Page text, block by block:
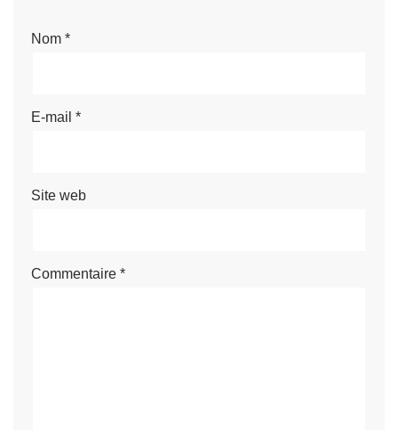
Nom *
E-mail *
Site web
Commentaire *